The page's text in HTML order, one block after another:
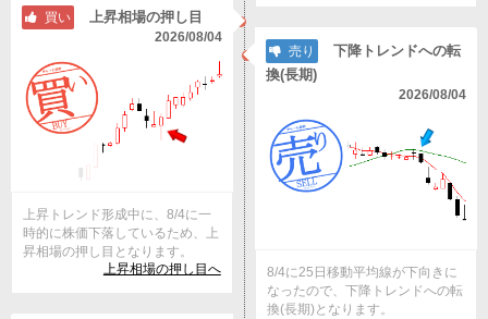
買い 上昇相場の押し目
2026/08/04
上昇トレンド形成中に、8/4に一
時的に株価下落しているため、上
昇相場の押し目となります。
上昇相場の押し目へ
売り
下降トレンドへの転
換(長期)
2026/08/04
8/4に25日移動平均線が下向きに
なったので、下降トレンドへの転
換(長期)となります。